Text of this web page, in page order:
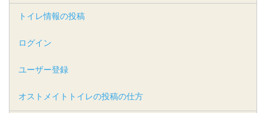
トイレ情報の投稿
ログイン
ユーザー登録
オストメイトトイレの投稿の仕方